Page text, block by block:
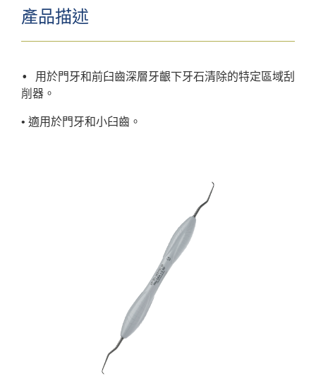
產品描述
• 用於門牙和前臼齒深層牙齦下牙石清除的特定區域刮
削器。
• 適用於門牙和小臼齒。